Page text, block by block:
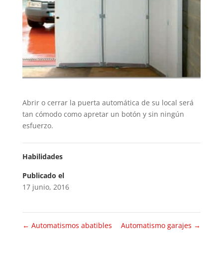
Abrir o cerrar la puerta automática de su local será
tan cómodo como apretar un botón y sin ningún
esfuerzo.
Habilidades
Publicado el
17 junio, 2016
← Automatismos abatibles Automatismo garajes →